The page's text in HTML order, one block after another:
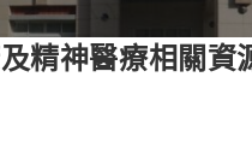
精神醫療相關資